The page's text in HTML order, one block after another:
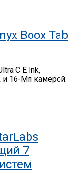
Boox Tab
C E Ink,
16-Мп камерой.
7